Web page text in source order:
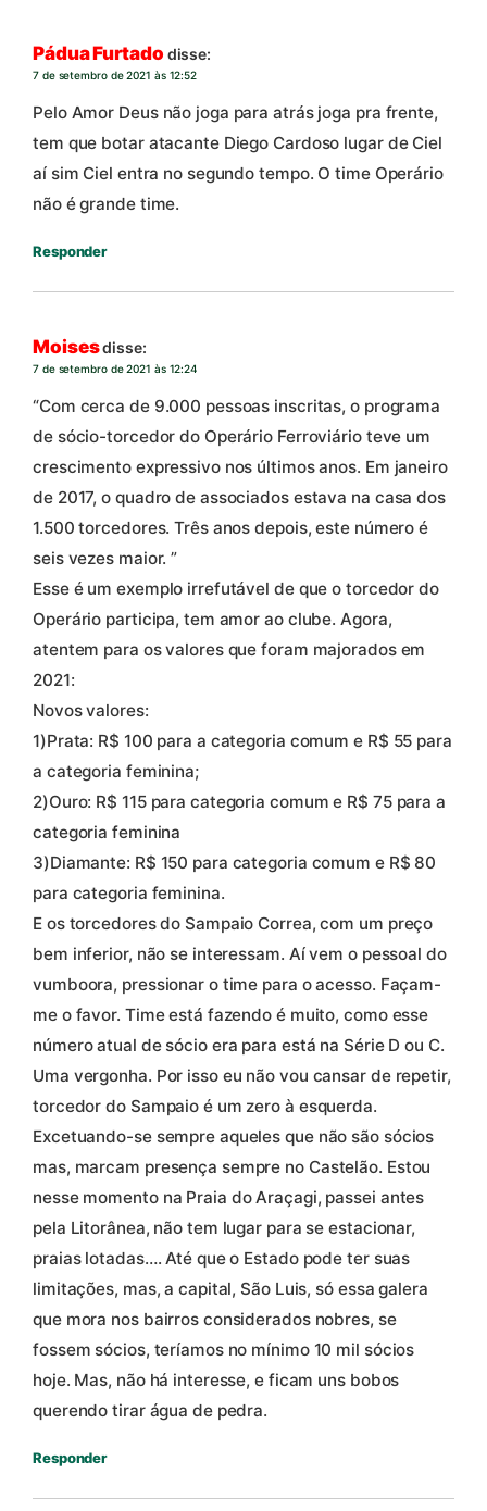
Pádua Furtado disse:
7 de setembro de 2021 às 12:52
Pelo Amor Deus não joga para atrás joga pra frente,
tem que botar atacante Diego Cardoso lugar de Ciel
aí sim Ciel entra no segundo tempo. O time Operário
não é grande time.
Responder
Moisesdisse:
7 de setembro de 2021 às 12:24
“Com cerca de 9.000 pessoas inscritas, o programa
de sócio-torcedor do Operário Ferroviário teve um
crescimento expressivo nos últimos anos. Em janeiro
de 2017, o quadro de associados estava na casa dos
1.500 torcedores. Três anos depois, este número é
seis vezes maior. ”
Esse é um exemplo irrefutável de que o torcedor do
Operário participa, tem amor ao clube. Agora,
atentem para os valores que foram majorados em
2021:
Novos valores:
1)Prata: R$ 100 para a categoria comum e R$ 55 para
a categoria feminina;
2)Ouro: R$ 115 para categoria comum e R$ 75 para a
categoria feminina
3)Diamante: R$ 150 para categoria comum e R$ 80
para categoria feminina.
E os torcedores do Sampaio Correa, com um preço
bem inferior, não se interessam. Aí vem o pessoal do
vumboora, pressionar o time para o acesso. Façam-
me o favor. Time está fazendo é muito, como esse
número atual de sócio era para está na Série D ou C.
Uma vergonha. Por isso eu não vou cansar de repetir,
torcedor do Sampaio é um zero à esquerda.
Excetuando-se sempre aqueles que não são sócios
mas, marcam presença sempre no Castelão. Estou
nesse momento na Praia do Araçagi, passei antes
pela Litorânea, não tem lugar para se estacionar,
praias lotadas…. Até que o Estado pode ter suas
limitações, mas, a capital, São Luis, só essa galera
que mora nos bairros considerados nobres, se
fossem sócios, teríamos no mínimo 10 mil sócios
hoje. Mas, não há interesse, e ficam uns bobos
querendo tirar água de pedra.
Responder